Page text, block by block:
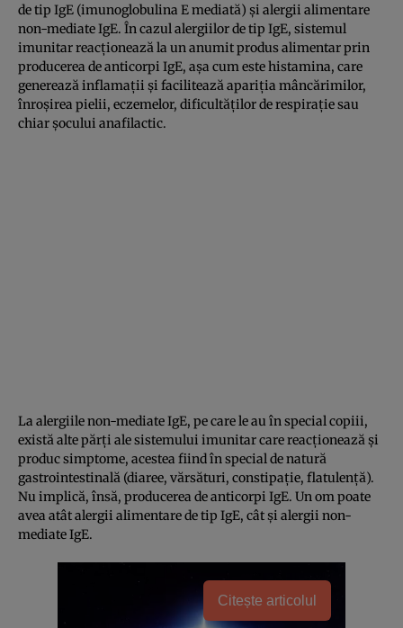
de tip IgE (imunoglobulina E mediată) şi alergii alimentare
non-mediate IgE. În cazul alergiilor de tip IgE, sistemul
imunitar reacţionează la un anumit produs alimentar prin
producerea de anticorpi IgE, aşa cum este histamina, care
generează inflamaţii şi facilitează apariţia mâncărimilor,
înroşirea pielii, eczemelor, dificultăţilor de respiraţie sau
chiar şocului anafilactic.
La alergiile non-mediate IgE, pe care le au în special copiii,
există alte părţi ale sistemului imunitar care reacţionează şi
produc simptome, acestea fiind în special de natură
gastrointestinală (diaree, vărsături, constipaţie, flatulenţă).
Nu implică, însă, producerea de anticorpi IgE. Un om poate
avea atât alergii alimentare de tip IgE, cât şi alergii non-
mediate IgE.
Citește articolul